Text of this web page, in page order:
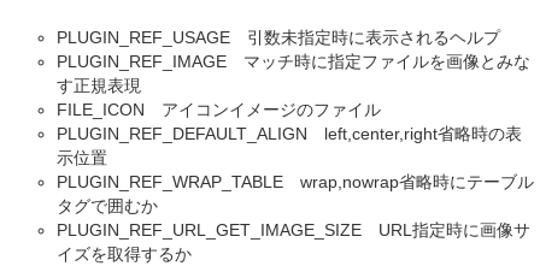
PLUGIN_REF_USAGE 引数未指定時に表示されるヘルプ
PLUGIN_REF_IMAGE マッチ時に指定ファイルを画像とみな
す正規表現
FILE_ICON アイコンイメージのファイル
PLUGIN_REF_DEFAULT_ALIGN left,center,right省略時の表
示位置
PLUGIN_REF_WRAP_TABLE wrap,nowrap省略時にテーブル
タグで囲むか
PLUGIN_REF_URL_GET_IMAGE_SIZE URL指定時に画像サ
イズを取得するか